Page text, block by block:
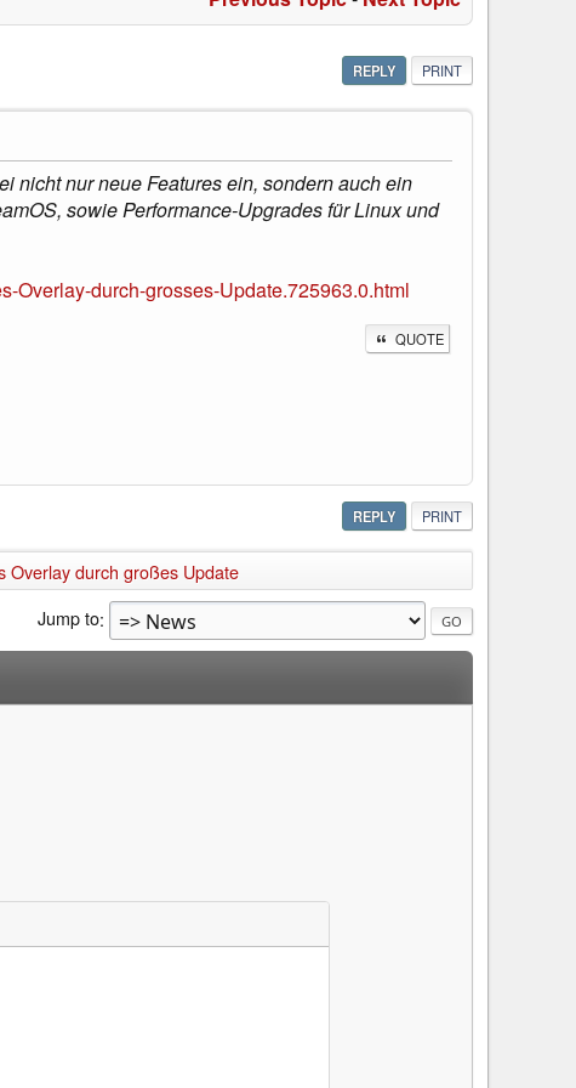
REPLY PRINT
nicht nur neue Features ein, sondern auch ein
sowie Performance-Upgrades für Linux und
Overlay-durch-grosses-Update.725963.0.html
QUOTE
REPLY PRINT
Overlay durch großes Update
Jump to